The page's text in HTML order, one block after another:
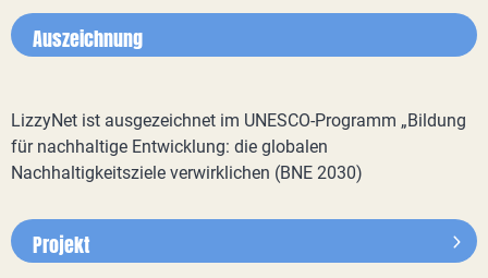
Auszeichnung
LizzyNet ist ausgezeichnet im UNESCO-Programm „Bildung
für nachhaltige Entwicklung: die globalen
Nachhaltigkeitsziele verwirklichen (BNE 2030)
Projekt